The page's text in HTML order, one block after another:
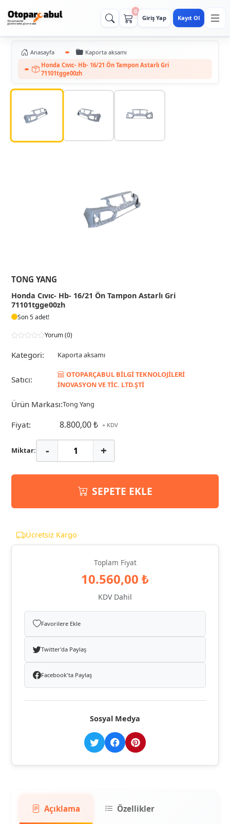
0
Giriş Yap Kayıt Ol
Anasayfa
Kaporta aksamı
Honda Cıvıc- Hb- 16/21 Ön Tampon Astarlı Gri
71101tgge00zh
TONG YANG
Honda Cıvıc- Hb- 16/21 Ön Tampon Astarlı Gri
71101tgge00zh
Son 5 adet!
Yorum (0)
Kategori: Kaporta aksamı
Satıcı:
OTOPARÇABUL BİLGİ TEKNOLOJİLERİ
İNOVASYON VE TİC. LTD.ŞTİ
Ürün Markası:Tong Yang
Fiyat: 8.800,00 ₺ + KDV
Miktar: - +
SEPETE EKLE
Ücretsiz Kargo
Toplam Fiyat
10.560,00 ₺
KDV Dahil
Favorilere Ekle
Twitter'da Paylaş
Facebook'ta Paylaş
Sosyal Medya
Açıklama Özellikler